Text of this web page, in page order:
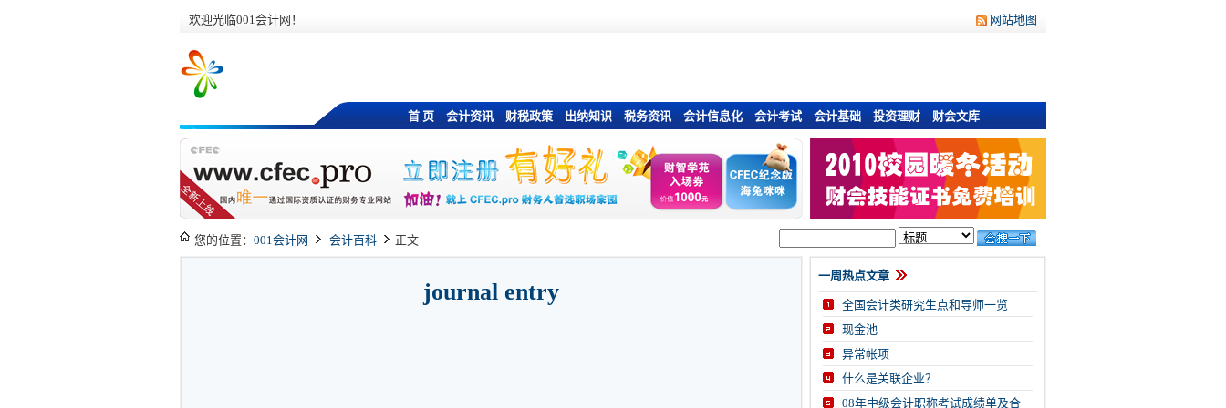
欢迎光临001会计网！ 网站地图
首 页 会计资讯 财税政策 出纳知识 税务资讯 会计信息化 会计考试 会计基础 投资理财 财会文库
您的位置： 001会计网 会计百科 正文
journal entry
一周热点文章
全国会计类研究生点和导师一览
现金池
异常帐项
什么是关联企业？
08年中级会计职称考试成绩单及合